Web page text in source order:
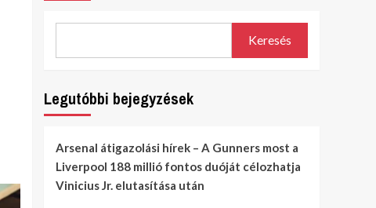
Keresés
Legutóbbi bejegyzések
Arsenal átigazolási hírek – A Gunners most a
Liverpool 188 millió fontos duóját célozhatja
Vinicius Jr. elutasítása után